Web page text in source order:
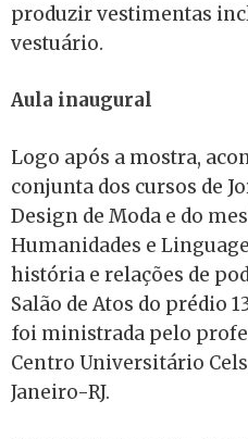
produzir vestimentas
vestuário.
Aula inaugural
Logo após a mostra,
conjunta dos cursos de
Design de Moda e do
Humanidades e
história e relações de
Salão de Atos do prédio
foi ministrada pelo
Centro Universitário
Janeiro-RJ.